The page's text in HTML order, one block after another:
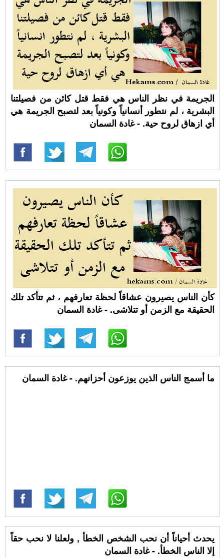
الجريمة في نظر الناس هي فقط قتل كائن من فصيلتنا
البشرية ، لم نتطور أنسانياً وكونياً بعد لتصبح الجريمة هي
أي ازهاق لروح حية. - غادة السمان
كأن الناس يصيرون عشاقاً لحظة تعارفهم ، ثم تتأكد تلك
الحقيقة مع الزمن أو تتلاشى. - غادة السمان
ما أسمج الناس الذين يوزعون أحزانهم. - غادة السمان
يحدث أحياناً أن نحب الشخص الخطأ , ولعلنا لا نحب حقاً
إلا الناس الخطأ. - غادة السمان